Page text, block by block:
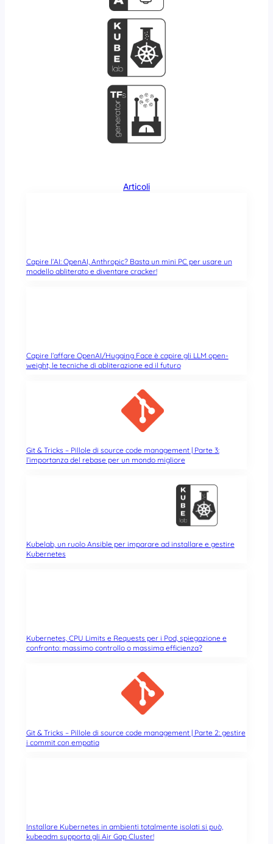
Articoli
Capire l’AI: OpenAI, Anthropic? Basta un mini PC per usare un
modello abliterato e diventare cracker!
Capire l’affare OpenAI/Hugging Face è capire gli LLM open-
weight, le tecniche di abliterazione ed il futuro
Git & Tricks – Pillole di source code management | Parte 3:
l’importanza del rebase per un mondo migliore
Kubelab, un ruolo Ansible per imparare ad installare e gestire
Kubernetes
Kubernetes, CPU Limits e Requests per i Pod, spiegazione e
confronto: massimo controllo o massima efficienza?
Git & Tricks – Pillole di source code management | Parte 2: gestire
i commit con empatia
Installare Kubernetes in ambienti totalmente isolati si può,
kubeadm supporta gli Air Gap Cluster!